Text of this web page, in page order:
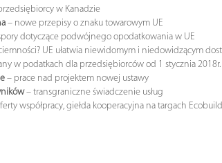
w Kanadzie
– nowe przepisy o znaku towarowym UE
dotyczące podwójnego opodatkowania w UE
UE ułatwia niewidomym i niedowidzącym
w podatkach dla przedsiębiorców od 1 stycznia
– prace nad projektem nowej ustawy
– transgraniczne świadczenie usług
współpracy, giełda kooperacyjna na targach Ecobuild